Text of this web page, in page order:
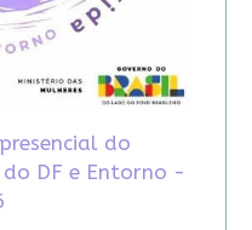
do
DF e Entorno -